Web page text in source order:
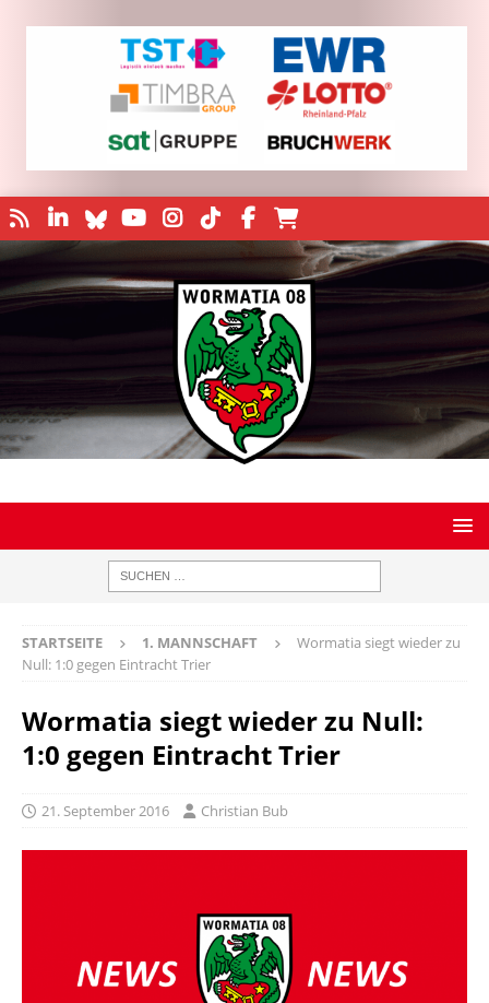
STARTSEITE 1. MANNSCHAFT
Wormatia siegt wieder zu
Null: 1:0 gegen Eintracht Trier
Wormatia siegt wieder zu Null:
1:0 gegen Eintracht Trier
21. September 2016 Christian Bub